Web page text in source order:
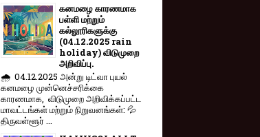
கனமழை காரணமாக
பள்ளி மற்றும்
கல்லூரிகளுக்கு
(04.12.2025 rain
holiday) விடுமுறை
அறிவிப்பு.
🌧️ 04.12.2025 அன்று டிட்வா புயல்
கனமழை முன்னெச்சரிக்கை
காரணமாக, விடுமுறை அறிவிக்கப்பட்ட
மாவட்டங்கள் மற்றும் நிறுவனங்கள்: 💦
திருவள்ளூர் ...